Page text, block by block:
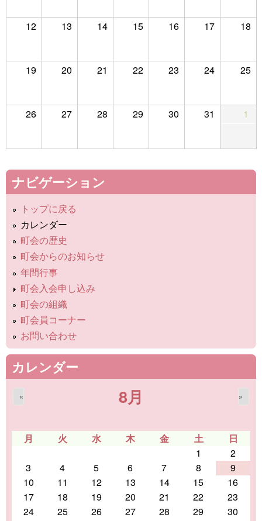
12 13 14 15 16 17 18
19 20 21 22 23 24 25
26 27 28 29 30 31 1
ナビゲーション
トップに戻る
カレンダー
町会の歴史
町会からのお知らせ
年間行事
町会入会申し込み
町会の組織
町会員コーナー
お問い合わせ
カレンダー
8月
« »
月 火 水 木 金 土
日
1
2
3
4 5 6 7 8
9
10
11 12 13 14 15
16
17
18 19 20 21 22
23
24
25 26 27 28 29
30